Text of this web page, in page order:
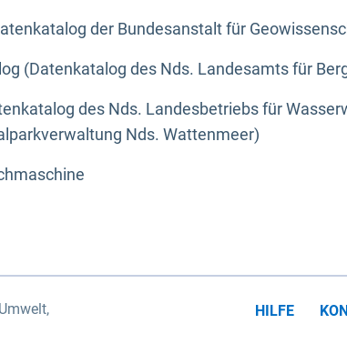
der Bundesanstalt für
(Datenkatalog des Nds. Landesamts für
des Nds. Landesbetriebs für
Nds. Wattenmeer)
HILFE